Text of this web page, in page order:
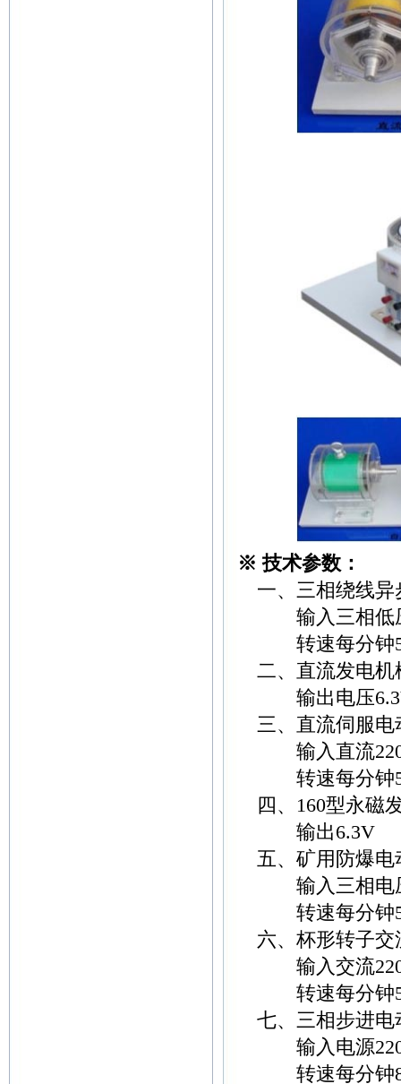
※ 技术参数：
一、三相绕线异
输入三相低
转速每分钟
二、直流发电机
输出电压
三、直流伺服电
输入直流
转速每分钟
四、160型永磁
输出6.3V
五、矿用防爆电
输入三相电
转速每分钟
六、杯形转子交
输入交流
转速每分钟
七、三相步进电
输入电源
转速每分钟